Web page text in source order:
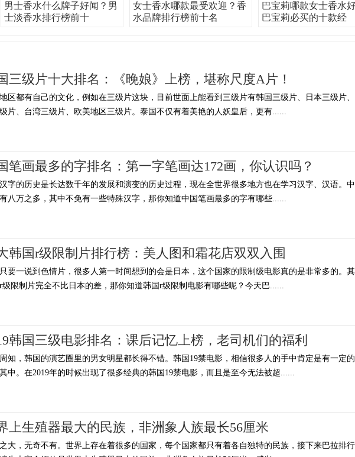
男士香水什么牌子好闻？男
士淡香水排行榜前十
女士香水哪款最受欢迎？香
水品牌排行榜前十名
巴宝莉哪款女士香水
巴宝莉必买的十款经
三级片十大排名：《晚娘》上榜，堪称尺度A片！
区都有自己的文化，例如在三级片这块，目前世面上能看到三级片有韩国三级片、日本三级片
片、台湾三级片、欧美地区三级片。泰国不仅有着美艳的人妖皇后，更有......
笔画最多的字排名：第一字笔画达172画，你认识吗？
字的历史是长达数千年的发展和演变的历史过程，现在全世界很多地方也在学习汉字、汉语。
八万之多，其中不免有一些特殊汉字，那你知道中国笔画最多的字有哪些......
韩国r级限制片排行榜：美人图和霜花店双双入围
要一说到色情片，很多人第一时间想到的会是日本，这个国家的限制级电影真的是非常多的。
级限制片完全不比日本的差，那你知道韩国r级限制电影有哪些呢？今天巴......
韩国三级电影排名：课后记忆上榜，老司机们的福利
知，韩国的演艺圈里的男女明星都长得不错。韩国19禁电影，相信很多人的手中肯定是有一定
中。在2019年的时候出现了很多经典的韩国19禁电影，而且是至今无法被超......
上生殖器最大的民族，非洲象人族最长56厘米
大，无奇不有。世界上存在着很多的国家，每个国家都只有着各自独特的民族，接下来巴拉排